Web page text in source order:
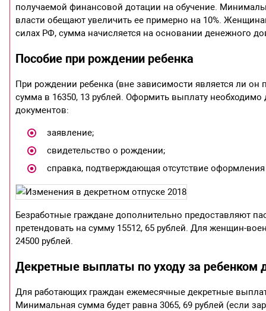
получаемой финансовой дотации на обучение.
власти обещают увеличить ее примерно на 10%.
силах РФ, сумма начисляется на основании денежного
Пособие при рождении ребенка
При рождении ребенка (вне зависимости является ли
сумма в 16350, 13 рублей. Оформить выплату
документов:
заявление;
свидетельство о рождении;
справка, подтверждающая отсутствие
Безработные граждане дополнительно предоставляют
претендовать на сумму 15512, 65 рублей. Для женщин-
24500 рублей.
Декретные выплаты по уходу за ребенком
Для работающих граждан ежемесячные декретные
Минимальная сумма будет равна 3065, 69 рублей (если